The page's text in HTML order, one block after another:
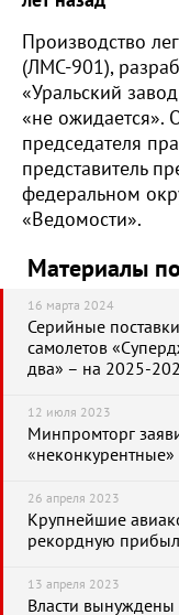
Производство
(ЛМС-901),
«Уральский
«не ожидается».
председателя
представитель
федеральном
«Ведомости».
Материалы
16 марта 2024
Серийные
самолетов
два» – на 2025-
12 июля 2023
Минпромторг
26 апреля 2023
Крупнейшие
рекордную
13 апреля 2023
Власти вынуждены